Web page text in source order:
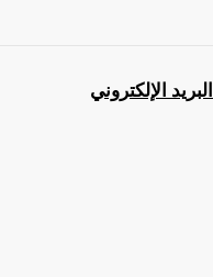
البريد الإلكتروني